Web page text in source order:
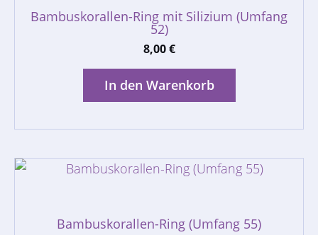
Bambuskorallen-Ring mit Silizium (Umfang
52)
8,00€
In den Warenkorb
Bambuskorallen-Ring (Umfang 55)